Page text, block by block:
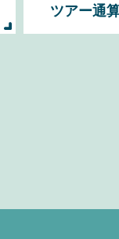
ツアー通